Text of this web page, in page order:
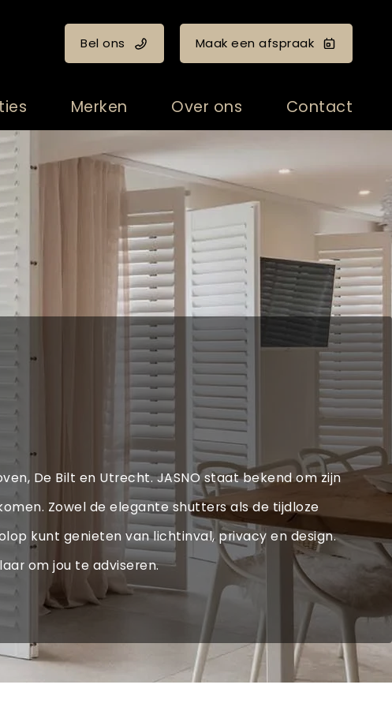
Bel ons Maak een afspraak
Merken Over ons Contact
De Bilt en Utrecht. JASNO staat bekend om zijn
Zowel de elegante shutters als de tijdloze
kunt genieten van lichtinval, privacy en design.
om jou te adviseren.